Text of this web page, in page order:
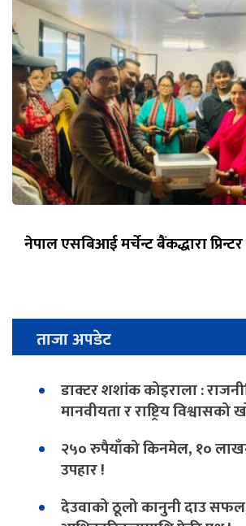
नेपाल एसबिआई मर्चेन्ट बैंकद्धारा
ताजा अपडेट
डाक्टर शशांक कोइराला :
मानवीयता र राष्ट्रिय विश्वासको
२५० रुपैयाँको किनमेल, १०
उपहार !
देउवाको ठूलो कानुनी दाउ